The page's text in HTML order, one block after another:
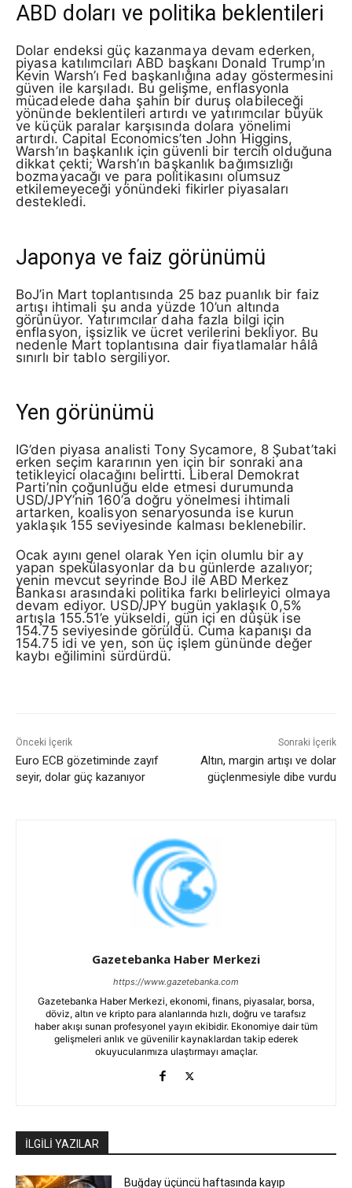
ABD doları ve politika beklentileri
Dolar endeksi güç kazanmaya devam ederken,
piyasa katılımcıları ABD başkanı Donald Trump’ın
Kevin Warsh’ı Fed başkanlığına aday göstermesini
güven ile karşıladı. Bu gelişme, enflasyonla
mücadelede daha şahin bir duruş olabileceği
yönünde beklentileri artırdı ve yatırımcılar büyük
ve küçük paralar karşısında dolara yönelimi
artırdı. Capital Economics’ten John Higgins,
Warsh’ın başkanlık için güvenli bir tercih olduğuna
dikkat çekti; Warsh’ın başkanlık bağımsızlığı
bozmayacağı ve para politikasını olumsuz
etkilemeyeceği yönündeki fikirler piyasaları
destekledi.
Japonya ve faiz görünümü
BoJ’in Mart toplantısında 25 baz puanlık bir faiz
artışı ihtimali şu anda yüzde 10’un altında
görünüyor. Yatırımcılar daha fazla bilgi için
enflasyon, işsizlik ve ücret verilerini bekliyor. Bu
nedenle Mart toplantısına dair fiyatlamalar hâlâ
sınırlı bir tablo sergiliyor.
Yen görünümü
IG’den piyasa analisti Tony Sycamore, 8 Şubat’taki
erken seçim kararının yen için bir sonraki ana
tetikleyici olacağını belirtti. Liberal Demokrat
Parti’nin çoğunluğu elde etmesi durumunda
USD/JPY’nin 160’a doğru yönelmesi ihtimali
artarken, koalisyon senaryosunda ise kurun
yaklaşık 155 seviyesinde kalması beklenebilir.
Ocak ayını genel olarak Yen için olumlu bir ay
yapan spekülasyonlar da bu günlerde azalıyor;
yenin mevcut seyrinde BoJ ile ABD Merkez
Bankası arasındaki politika farkı belirleyici olmaya
devam ediyor. USD/JPY bugün yaklaşık 0,5%
artışla 155.51’e yükseldi, gün içi en düşük ise
154.75 seviyesinde görüldü. Cuma kapanışı da
154.75 idi ve yen, son üç işlem gününde değer
kaybı eğilimini sürdürdü.
Önceki İçerik
Euro ECB gözetiminde zayıf
seyir, dolar güç kazanıyor
Sonraki İçerik
Altın, margin artışı ve dolar
güçlenmesiyle dibe vurdu
Gazetebanka Haber Merkezi
https://www.gazetebanka.com
Gazetebanka Haber Merkezi, ekonomi, finans, piyasalar, borsa,
döviz, altın ve kripto para alanlarında hızlı, doğru ve tarafsız
haber akışı sunan profesyonel yayın ekibidir. Ekonomiye dair tüm
gelişmeleri anlık ve güvenilir kaynaklardan takip ederek
okuyucularımıza ulaştırmayı amaçlar.
İLGİLİ YAZILAR
Buğday üçüncü haftasında kayıp